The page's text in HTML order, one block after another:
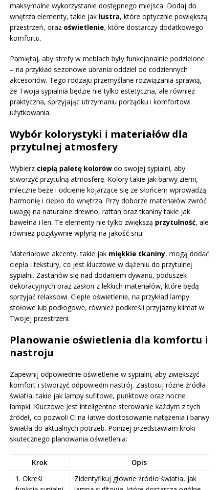
maksymalne wykorzystanie dostępnego miejsca. Dodaj do
wnętrza elementy, takie jak lustra, które optycznie powiększą
przestrzeń, oraz oświetlenie, które dostarczy dodatkowego
komfortu.
Pamiętaj, aby strefy w meblach były funkcjonalnie podzielone
– na przykład sezonowe ubrania oddziel od codziennych
akcesoriów. Tego rodzaju przemyślane rozwiązania sprawią,
że Twoja sypialnia będzie nie tylko estetyczna, ale również
praktyczna, sprzyjając utrzymaniu porządku i komfortowi
użytkowania.
Wybór kolorystyki i materiałów dla
przytulnej atmosfery
Wybierz ciepłą paletę kolorów do swojej sypialni, aby
stworzyć przytulną atmosferę. Kolory takie jak barwy ziemi,
mleczne beże i odcienie kojarzące się ze słońcem wprowadzą
harmonię i ciepło do wnętrza. Przy doborze materiałów zwróć
uwagę na naturalne drewno, rattan oraz tkaniny takie jak
bawełna i len. Te elementy nie tylko zwiększą przytulność, ale
również pozytywnie wpłyną na jakość snu.
Materiałowe akcenty, takie jak miękkie tkaniny, mogą dodać
ciepła i tekstury, co jest kluczowe w dążeniu do przytulnej
sypialni. Zastanów się nad dodaniem dywanu, poduszek
dekoracyjnych oraz zasłon z lekkich materiałów, które będą
sprzyjać relaksowi. Ciepłe oświetlenie, na przykład lampy
stołowe lub podłogowe, również podkreśli przyjazny klimat w
Twojej przestrzeni.
Planowanie oświetlenia dla komfortu i
nastroju
Zapewnij odpowiednie oświetlenie w sypialni, aby zwiększyć
komfort i stworzyć odpowiedni nastrój. Zastosuj różne źródła
światła, takie jak lampy sufitowe, punktowe oraz nocne
lampki. Kluczowe jest inteligentne sterowanie każdym z tych
źródeł, co pozwoli Ci na łatwe dostosowanie natężenia i barwy
światła do aktualnych potrzeb. Poniżej przedstawiam kroki
skutecznego planowania oświetlenia:
Krok
Opis
1. Określ
Zidentyfikuj główne źródło światła, jak